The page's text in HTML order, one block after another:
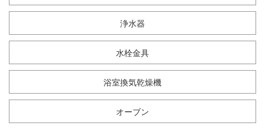
浄水器
水栓金具
浴室換気乾燥機
オーブン